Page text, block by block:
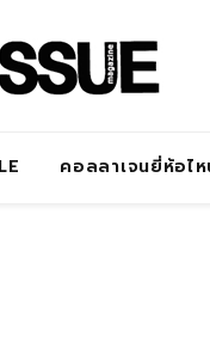
คอลลาเจนยี่ห้อไ